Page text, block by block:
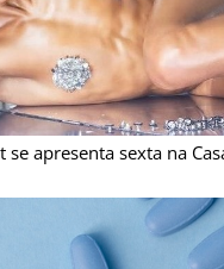
se apresenta sexta na